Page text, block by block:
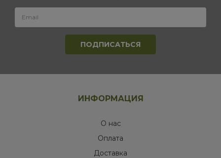
ИНФОРМАЦИЯ
О нас
Оплата
Доставка